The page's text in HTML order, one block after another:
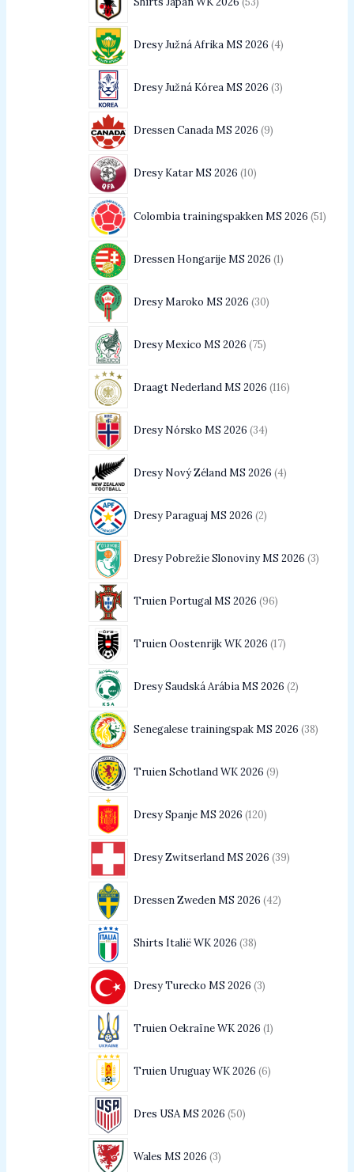
Dresy Južná Afrika MS 2026 4
Dresy Južná Kórea MS 2026 3
Dressen Canada MS 2026 9
Dresy Katar MS 2026 10
Colombia trainingspakken MS 2026 51
Dressen Hongarije MS 2026 1
Dresy Maroko MS 2026 30
Dresy Mexico MS 2026 75
Draagt Nederland MS 2026 116
Dresy Nórsko MS 2026 34
Dresy Nový Zéland MS 2026 4
Dresy Paraguaj MS 2026 2
Dresy Pobrežie Slonoviny MS 2026 3
Truien Portugal MS 2026 96
Truien Oostenrijk WK 2026 17
Dresy Saudská Arábia MS 2026 2
Senegalese trainingspak MS 2026 38
Truien Schotland WK 2026 9
Dresy Spanje MS 2026 120
Dresy Zwitserland MS 2026 39
Dressen Zweden MS 2026 42
Shirts Italië WK 2026 38
Dresy Turecko MS 2026 3
Truien Oekraïne WK 2026 1
Truien Uruguay WK 2026 6
Dres USA MS 2026 50
Wales MS 2026 3